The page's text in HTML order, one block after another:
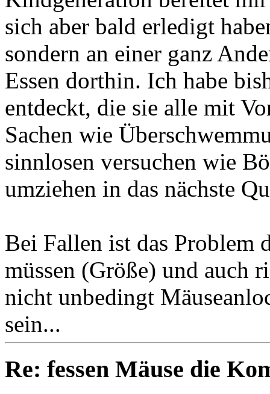
sich aber bald erledigt
sondern an einer ganz
Essen dorthin. Ich habe
entdeckt, die sie alle mit
Sachen wie
sinnlosen versuchen wie
umziehen in das nächste
Bei Fallen ist das Problem
müssen (Größe) und auch
nicht unbedingt
sein...
Re: fessen Mäuse die